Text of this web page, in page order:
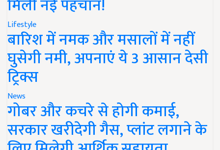
मिली नई पहचान!
Lifestyle
बारिश में नमक और मसालों में नहीं
घुसेगी नमी, अपनाएं ये 3 आसान देसी
ट्रिक्स
News
गोबर और कचरे से होगी कमाई,
सरकार खरीदेगी गैस, प्लांट लगाने के